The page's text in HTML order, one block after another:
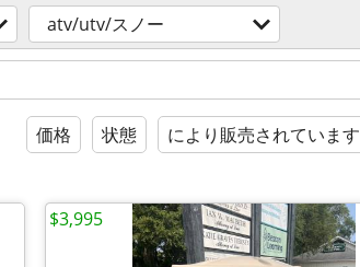
atv/utv/スノー
価格 状態 により販売されています
$3,995